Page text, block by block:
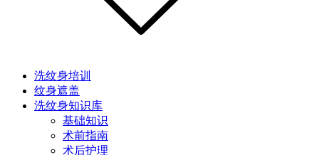
洗纹身培训
纹身遮盖
洗纹身知识库
基础知识
术前指南
术后护理